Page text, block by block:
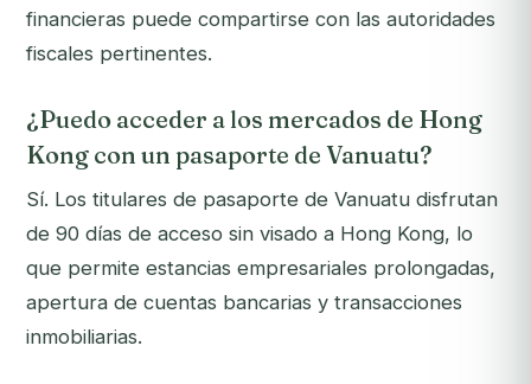
financieras puede compartirse con las autoridades
fiscales pertinentes.
¿Puedo acceder a los mercados de Hong
Kong con un pasaporte de Vanuatu?
Sí. Los titulares de pasaporte de Vanuatu disfrutan
de 90 días de acceso sin visado a Hong Kong, lo
que permite estancias empresariales prolongadas,
apertura de cuentas bancarias y transacciones
inmobiliarias.